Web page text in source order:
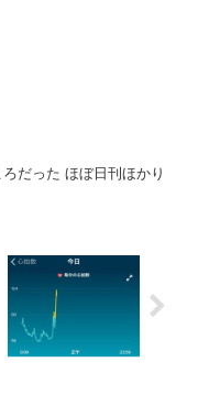
だった ほぼ日刊ほかり